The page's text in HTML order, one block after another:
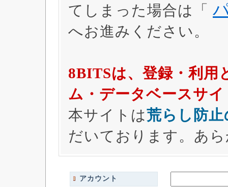
てしまった場合は「
へお進みください。
8BITSは、登録・利用
ム・データベースサ
本サイトは荒らし防
だいております。あ
アカウント